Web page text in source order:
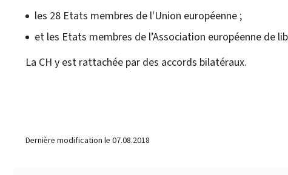
les 28 Etats membres de l'Union européenne ;
et les Etats membres de l’Association européenne de
La CH y est rattachée par des accords bilatéraux.
Dernière modification le 07.08.2018